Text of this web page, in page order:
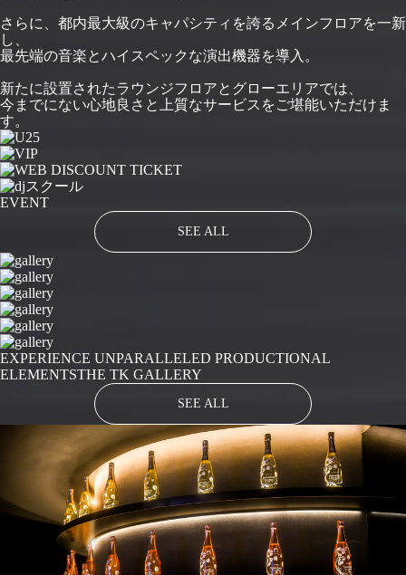
さらに、都内最大級のキャパシティを誇るメインフロアを一新
し、
最先端の音楽とハイスペックな演出機器を導入。
新たに設置されたラウンジフロアとグローエリアでは、
今までにない心地良さと上質なサービスをご堪能いただけま
す。
EVENT
SEE ALL
EXPERIENCE UNPARALLELED PRODUCTIONAL
ELEMENTSTHE TK GALLERY
SEE ALL